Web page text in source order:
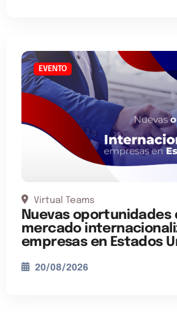
EVENTO
Virtual Teams
Nuevas oportunidades
mercado
empresas en Estados
20/08/2026